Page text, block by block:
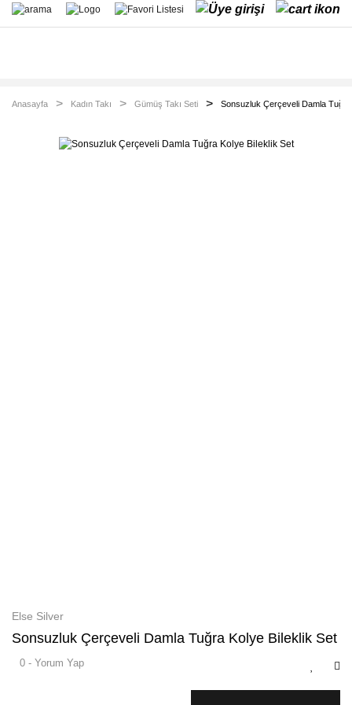
Anasayfa Kadın Takı Gümüş Takı Seti Sonsuzluk Çerçeveli Damla
Else Silver
Sonsuzluk Çerçeveli Damla Tuğra Kolye Bileklik Set
0 - Yorum Yap